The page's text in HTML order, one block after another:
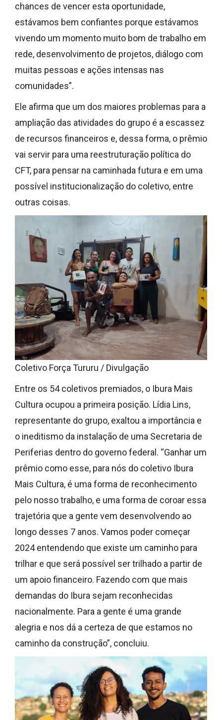
chances de vencer esta oportunidade,
estávamos bem confiantes porque estávamos
vivendo um momento muito bom de trabalho em
rede, desenvolvimento de projetos, diálogo com
muitas pessoas e ações intensas nas
comunidades”.
Ele afirma que um dos maiores problemas para a
ampliação das atividades do grupo é a escassez
de recursos financeiros e, dessa forma, o prêmio
vai servir para uma reestruturação política do
CFT, para pensar na caminhada futura e em uma
possível institucionalização do coletivo, entre
outras coisas.
Coletivo Força Tururu / Divulgação
Entre os 54 coletivos premiados, o Ibura Mais
Cultura ocupou a primeira posição. Lídia Lins,
representante do grupo, exaltou a importância e
o ineditismo da instalação de uma Secretaria de
Periferias dentro do governo federal. “Ganhar um
prêmio como esse, para nós do coletivo Ibura
Mais Cultura, é uma forma de reconhecimento
pelo nosso trabalho, e uma forma de coroar essa
trajetória que a gente vem desenvolvendo ao
longo desses 7 anos. Vamos poder começar
2024 entendendo que existe um caminho para
trilhar e que será possível ser trilhado a partir de
um apoio financeiro. Fazendo com que mais
demandas do Ibura sejam reconhecidas
nacionalmente. Para a gente é uma grande
alegria e nos dá a certeza de que estamos no
caminho da construção”, concluiu.